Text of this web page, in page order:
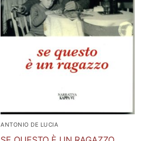
ANTONIO DE LUCIA